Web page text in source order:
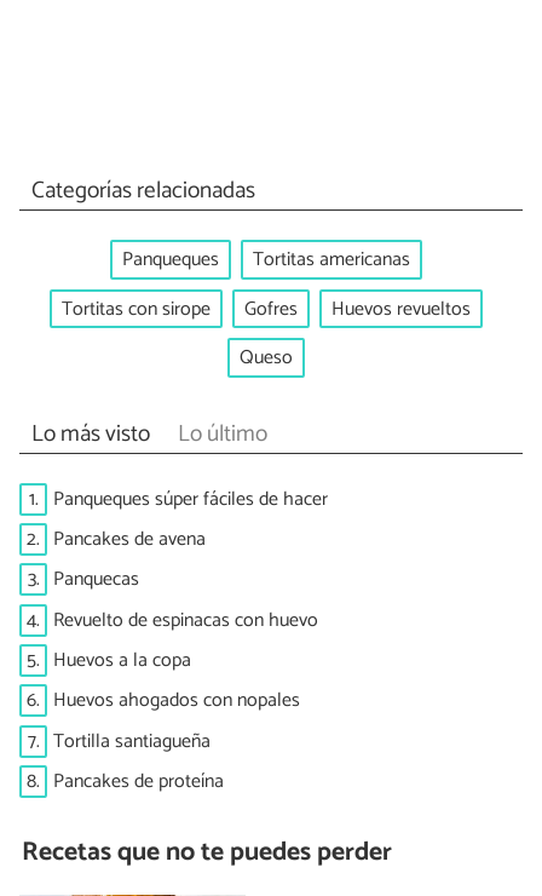
Categorías relacionadas
Panqueques
Tortitas americanas
Tortitas con sirope
Gofres
Huevos revueltos
Queso
Lo más visto Lo último
1. Panqueques súper fáciles de hacer
2. Pancakes de avena
3. Panquecas
4. Revuelto de espinacas con huevo
5. Huevos a la copa
6. Huevos ahogados con nopales
7. Tortilla santiagueña
8. Pancakes de proteína
Recetas que no te puedes perder